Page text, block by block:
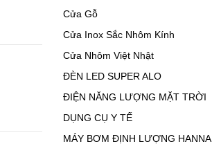
Cửa Gỗ
Cửa Inox Sắc Nhôm Kính
Cửa Nhôm Việt Nhật
ĐÈN LED SUPER ALO
ĐIỆN NĂNG LƯỢNG MẶT TRỜI
DỤNG CỤ Y TẾ
MÁY BƠM ĐỊNH LƯỢNG HANNA